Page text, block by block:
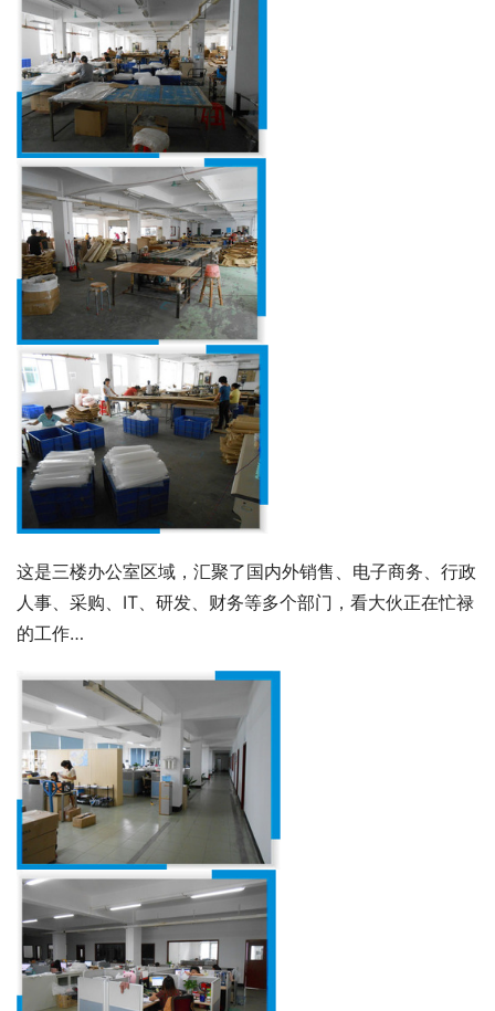
这是三楼办公室区域，汇聚了国内外销售、电子商务、行政
人事、采购、IT、研发、财务等多个部门，看大伙正在忙禄
的工作…